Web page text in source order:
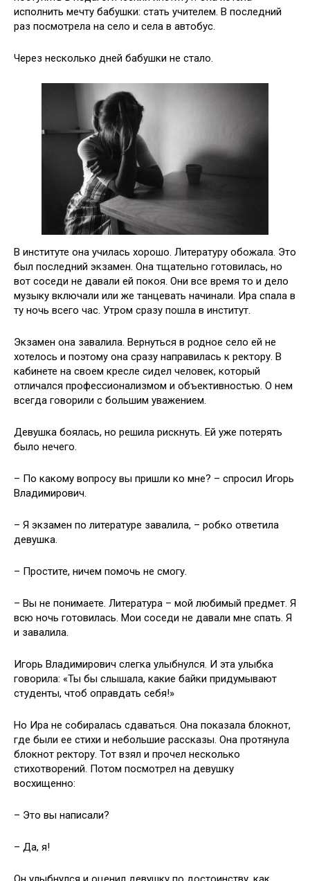
исполнить мечту бабушки: стать учителем. В последний
раз посмотрела на село и села в автобус.
Через несколько дней бабушки не стало.
В институте она училась хорошо. Литературу обожала. Это
был последний экзамен. Она тщательно готовилась, но
вот соседи не давали ей покоя. Они все время то и дело
музыку включали или же танцевать начинали. Ира спала в
ту ночь всего час. Утром сразу пошла в институт.
Экзамен она завалила. Вернуться в родное село ей не
хотелось и поэтому она сразу направилась к ректору. В
кабинете на своем кресле сидел человек, который
отличался профессионализмом и объективностью. О нем
всегда говорили с большим уважением.
Девушка боялась, но решила рискнуть. Ей уже потерять
было нечего.
– По какому вопросу вы пришли ко мне? – спросил Игорь
Владимирович.
– Я экзамен по литературе завалила, – робко ответила
девушка.
– Простите, ничем помочь не смогу.
– Вы не понимаете. Литература – мой любимый предмет. Я
всю ночь готовилась. Мои соседи не давали мне спать. Я
и завалила.
Игорь Владимирович слегка улыбнулся. И эта улыбка
говорила: «Ты бы слышала, какие байки придумывают
студенты, чтоб оправдать себя!»
Но Ира не собиралась сдаваться. Она показала блокнот,
где были ее стихи и небольшие рассказы. Она протянула
блокнот ректору. Тот взял и прочел несколько
стихотворений. Потом посмотрел на девушку
восхищенно:
– Это вы написали?
– Да, я!